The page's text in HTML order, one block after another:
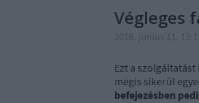
Végleges
Ezt a
mégis sikerül
befejezésben